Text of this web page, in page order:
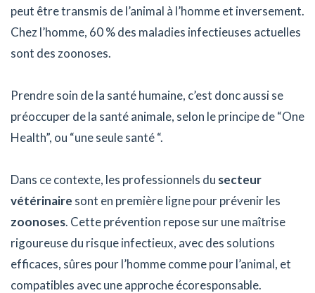
peut être transmis de l’animal à l’homme et inversement.
Chez l’homme, 60 % des maladies infectieuses actuelles
sont des zoonoses.
Prendre soin de la santé humaine, c’est donc aussi se
préoccuper de la santé animale, selon le principe de “One
Health”, ou “une seule santé “.
Dans ce contexte, les professionnels du secteur
vétérinaire sont en première ligne pour prévenir les
zoonoses. Cette prévention repose sur une maîtrise
rigoureuse du risque infectieux, avec des solutions
efficaces, sûres pour l’homme comme pour l’animal, et
compatibles avec une approche écoresponsable.